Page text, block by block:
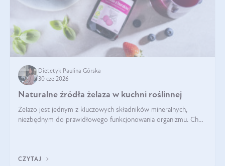
Dietetyk Paulina Górska
30 cze 2026
Naturalne źródła żelaza w kuchni roślinnej
Żelazo jest jednym z kluczowych składników mineralnych,
niezbędnym do prawidłowego funkcjonowania organizmu. Choć
CZYTAJ